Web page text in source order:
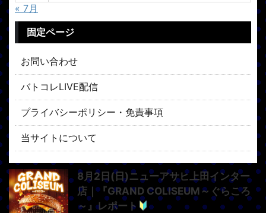
« 7月
固定ページ
お問い合わせ
バトコレLIVE配信
プライバシーポリシー・免責事項
当サイトについて
8月2日(日)ニューアサヒ上田インター
店｜『GRAND COLISEUM～ぐらころ
～』レポート